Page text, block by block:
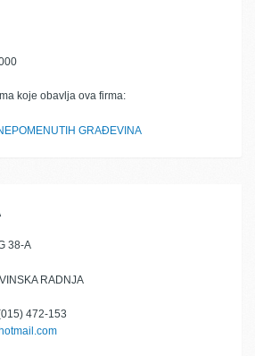
koje obavlja ova firma:
GRAĐEVINA
38-A
RADNJA
472-153